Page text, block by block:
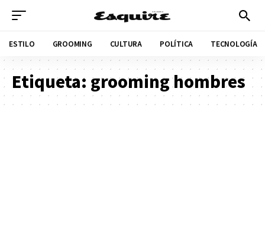
ESTILO GROOMING CULTURA POLÍTICA TECNOLOGÍA
Etiqueta: grooming hombres